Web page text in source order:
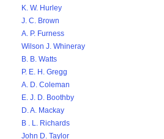
K. W. Hurley
J. C. Brown
A. P. Furness
Wilson J. Whineray
B. B. Watts
P. E. H. Gregg
A. D. Coleman
E. J. D. Boothby
D. A. Mackay
B . L. Richards
John D. Taylor